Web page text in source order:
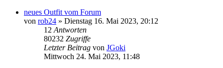
neues Outfit vom Forum
von rob24 » Dienstag 16. Mai 2023, 20:12
12 Antworten
80232 Zugriffe
Letzter Beitrag von JGoki
Mittwoch 24. Mai 2023, 11:48